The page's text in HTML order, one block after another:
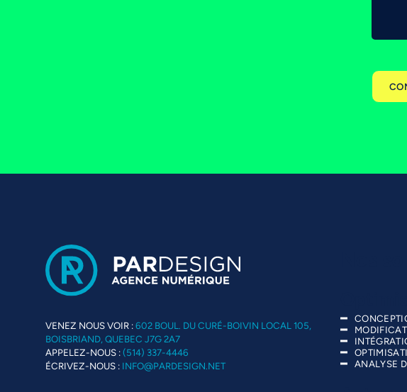
VENEZ NOUS VOIR :602 BOUL. DU CURÉ-BOIVIN LOCAL 105,
BOISBRIAND, QUEBEC J7G 2A7
APPELEZ-NOUS :(514) 337-4446
ÉCRIVEZ-NOUS : INFO@PARDESIGN.NET
ANALYSE